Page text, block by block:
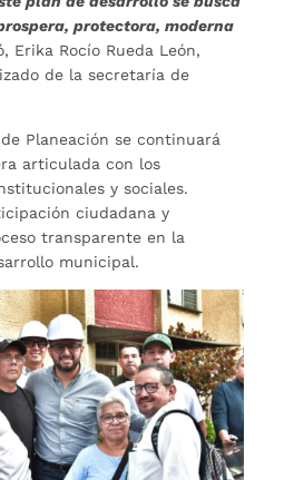
protectora, moderna
Erika Rocío Rueda León,
de la secretaría de
Planeación se continuará
articulada con los
y sociales.
ciudadana y
transparente en la
municipal.